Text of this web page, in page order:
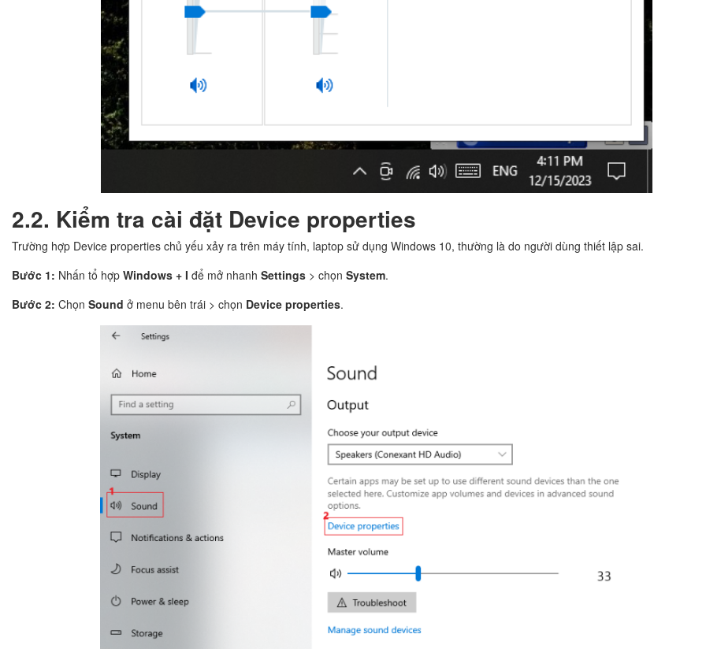
2.2. Kiểm tra cài đặt Device properties
Trường hợp Device properties chủ yếu xảy ra trên máy tính, laptop sử dụng Windows 10, thường là do người dùng thiết lập sai.
Bước 1: Nhấn tổ hợp Windows + I để mở nhanh Settings > chọn System.
Bước 2: Chọn Sound ở menu bên trái > chọn Device properties.